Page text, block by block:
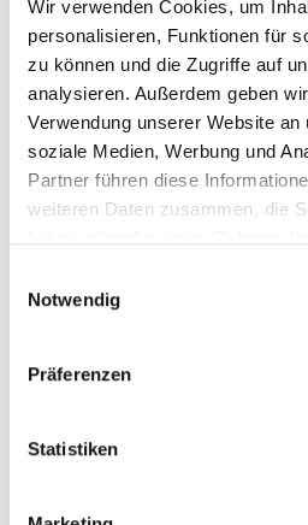
Wir verwenden Cookies, um
personalisieren, Funktionen für
zu können und die Zugriffe auf
analysieren. Außerdem geben
Verwendung unserer Website
soziale Medien, Werbung und
Partner führen diese
weiteren Daten zusammen, die
Notwendig
Präferenzen
Statistiken
MERCEDES-BENZ
ACTROS 3348 AS Truck
Tractor
MERCEDES-BENZ
ACTROS 3348 K Dump
Truck
MERCEDES-BENZ
ACTROS 3348 Platform /
MERCEDES-BENZ
Zur exakten Fahrzeug-